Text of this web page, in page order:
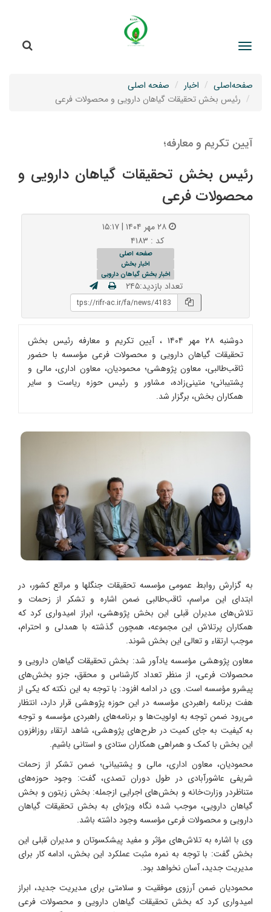
صفحه‌اصلی اخبار
صفحه اصلی
رئیس بخش تحقیقات گیاهان دارویی و محصولات فرعی
آیین تکریم و معارفه؛
رئیس بخش تحقیقات گیاهان دارویی و
محصولات فرعی
۲۸ مهر ۱۴۰۴ | ۱۵:۱۷
کد : ۴۱۸۳
صفحه اصلی
اخبار بخش
اخبار بخش گیاهان دارویی
تعداد بازدید:۲۴۵
دوشنبه ۲۸ مهر ۱۴۰۴ ، آیین تکریم و معارفه رئیس بخش
تحقیقات گیاهان دارویی و محصولات فرعی مؤسسه با حضور
ثاقب‌طالبی، معاون پژوهشی؛ محمودیان، معاون اداری، مالی و
پشتیبانی؛ متینی‌زاده، مشاور و رئیس حوزه ریاست و سایر
همکاران بخش، برگزار شد.
به گزارش روابط عمومی مؤسسه تحقیقات جنگلها و مراتع کشور، در
ابتدای این مراسم، ثاقب‌طالبی ضمن اشاره و تشکر از زحمات و
تلاش‌های مدیران قبلی این بخش پژوهشی، ابراز امیدواری کرد که
همکاران پرتلاش این مجموعه، همچون گذشته با همدلی و احترام،
موجب ارتقاء و تعالی این بخش شوند.
معاون پژوهشی مؤسسه یادآور شد: بخش تحقیقات گیاهان دارویی و
محصولات فرعی، از منظر تعداد کارشناس و محقق، جزو بخش‌های
پیشرو مؤسسه است. وی در ادامه افزود: با توجه به این نکته که یکی از
هفت برنامه راهبردی مؤسسه در این حوزه پژوهشی قرار دارد، انتظار
می‌رود ضمن توجه به اولویت‌ها و برنامه‌های راهبردی مؤسسه و توجه
به کیفیت به جای کمیت در طرح‌های پژوهشی، شاهد ارتقاء روزافزون
این بخش با کمک و همراهی همکاران ستادی و استانی باشیم.
محمودیان، معاون اداری، مالی و پشتیبانی؛ ضمن تشکر از زحمات
شریفی عاشورآبادی در طول دوران تصدی، گفت: وجود حوزه‌های
متناظردر وزارت‌خانه و بخش‌های اجرایی ازجمله: بخش زیتون و بخش
گیاهان دارویی، موجب شده نگاه ویژه‌ای به بخش تحقیقات گیاهان
دارویی و محصولات فرعی مؤسسه وجود داشته باشد.
وی با اشاره به تلاش‌های مؤثر و مفید پیشکسوتان و مدیران قبلی این
بخش گفت:‌ با توجه به نمره مثبت عملکرد این بخش، ادامه کار برای
مدیریت جدید، آسان نخواهد بود.
محمودیان ضمن آرزوی موفقیت و سلامتی برای مدیریت جدید، ابراز
امیدواری کرد که بخش تحقیقات گیاهان دارویی و محصولات فرعی